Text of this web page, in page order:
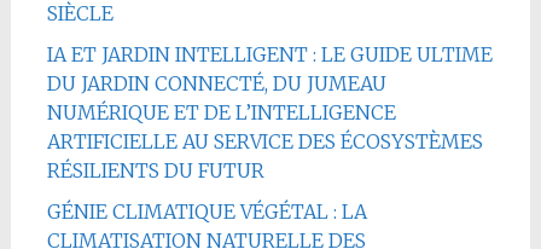
SIÈCLE
IA ET JARDIN INTELLIGENT : LE GUIDE ULTIME
DU JARDIN CONNECTÉ, DU JUMEAU
NUMÉRIQUE ET DE L’INTELLIGENCE
ARTIFICIELLE AU SERVICE DES ÉCOSYSTÈMES
RÉSILIENTS DU FUTUR
GÉNIE CLIMATIQUE VÉGÉTAL : LA
CLIMATISATION NATURELLE DES